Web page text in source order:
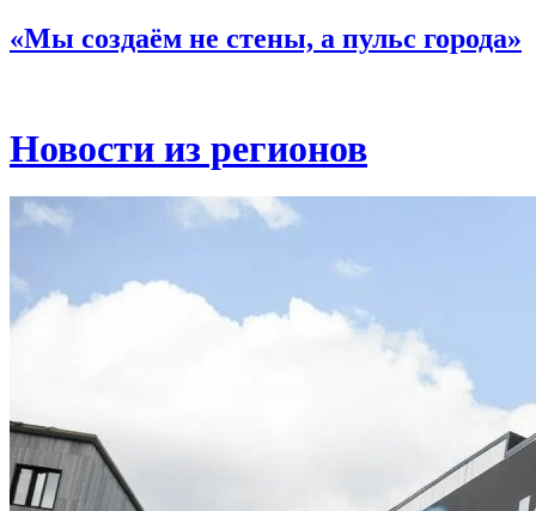
«Мы создаём не стены, а пульс города»
Новости из регионов